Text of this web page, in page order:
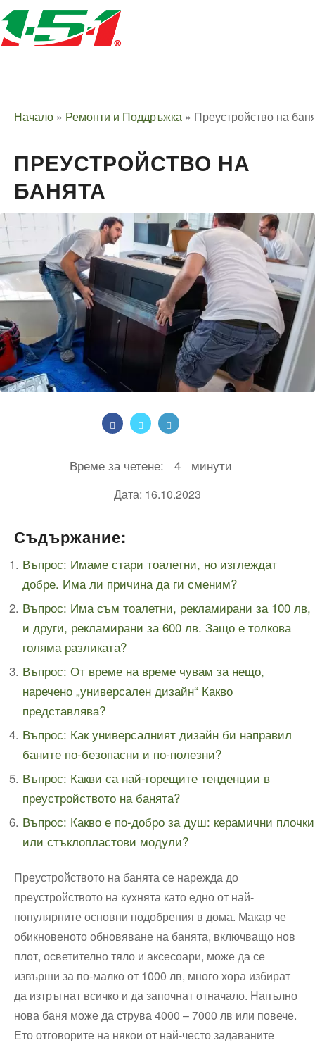
Начало » Ремонти и Поддръжка » Преустройство на
ПРЕУСТРОЙСТВО НА
БАНЯТА
Време за четене: 4 минути
Дата: 16.10.2023
Съдържание:
Въпрос: Имаме стари тоалетни, но изглеждат
добре. Има ли причина да ги сменим?
Въпрос: Има съм тоалетни, рекламирани за 100 лв,
и други, рекламирани за 600 лв. Защо е толкова
голяма разликата?
Въпрос: От време на време чувам за нещо,
наречено „универсален дизайн“ Какво
представлява?
Въпрос: Как универсалният дизайн би направил
баните по-безопасни и по-полезни?
Въпрос: Какви са най-горещите тенденции в
преустройството на банята?
Въпрос: Какво е по-добро за душ: керамични плочки
или стъклопластови модули?
Преустройството на банята се нарежда до
преустройството на кухнята като едно от най-
популярните основни подобрения в дома. Макар че
обикновеното обновяване на банята, включващо нов
плот, осветително тяло и аксесоари, може да се
извърши за по-малко от 1000 лв, много хора избират
да изтръгнат всичко и да започнат отначало. Напълно
нова баня може да струва 4000 – 7000 лв или повече.
Ето отговорите на някои от най-често задаваните